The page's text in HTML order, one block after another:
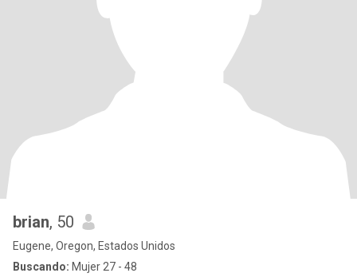
brian, 50
Eugene, Oregon, Estados Unidos
Buscando: Mujer 27 - 48